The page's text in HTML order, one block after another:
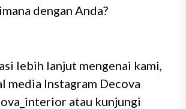
dengan Anda?
lebih lanjut mengenai kami,
media Instagram Decova
atau kunjungi